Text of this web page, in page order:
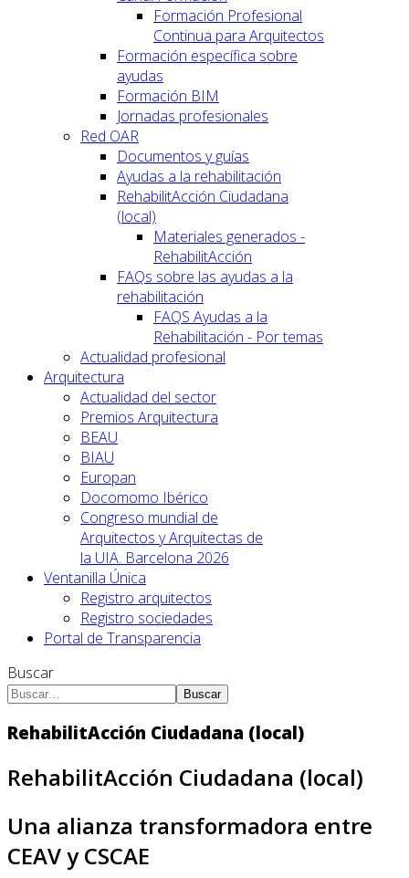
Formación Profesional
Continua para Arquitectos
Formación específica sobre
ayudas
Formación BIM
Jornadas profesionales
Red OAR
Documentos y guías
Ayudas a la rehabilitación
RehabilitAcción Ciudadana
(local)
Materiales generados -
RehabilitAcción
FAQs sobre las ayudas a la
rehabilitación
FAQS Ayudas a la
Rehabilitación - Por temas
Actualidad profesional
Arquitectura
Actualidad del sector
Premios Arquitectura
BEAU
BIAU
Europan
Docomomo Ibérico
Congreso mundial de
Arquitectos y Arquitectas de
la UIA. Barcelona 2026
Ventanilla Única
Registro arquitectos
Registro sociedades
Portal de Transparencia
Buscar
Buscar
RehabilitAcción Ciudadana (local)
RehabilitAcción Ciudadana (local)
Una alianza transformadora entre
CEAV y CSCAE